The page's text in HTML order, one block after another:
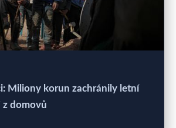
Miliony korun zachránily letní
domovů